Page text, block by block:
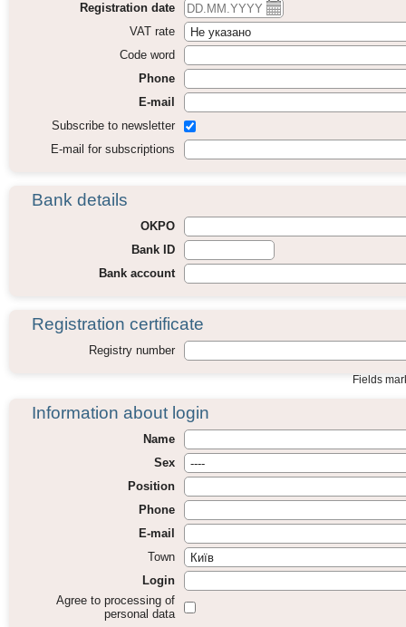
Registration date
VAT rate
Code word
Phone
E-mail
Subscribe to newsletter
E-mail for subscriptions
Bank details
OKPO
Bank ID
Bank account
Registration certificate
Registry number
Fields
Information about login
Name
Sex
Position
Phone
E-mail
Town
Login
Agree to processing of
personal data